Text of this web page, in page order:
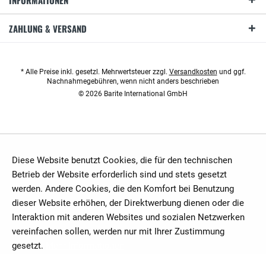
ZAHLUNG & VERSAND
* Alle Preise inkl. gesetzl. Mehrwertsteuer zzgl. Versandkosten und ggf.
Nachnahmegebühren, wenn nicht anders beschrieben
© 2026 Barite International GmbH
Diese Website benutzt Cookies, die für den technischen
Betrieb der Website erforderlich sind und stets gesetzt
werden. Andere Cookies, die den Komfort bei Benutzung
dieser Website erhöhen, der Direktwerbung dienen oder die
Interaktion mit anderen Websites und sozialen Netzwerken
vereinfachen sollen, werden nur mit Ihrer Zustimmung
gesetzt.